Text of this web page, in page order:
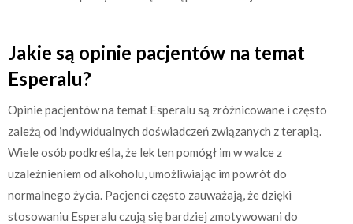
Jakie są opinie pacjentów na temat
Esperalu?
Opinie pacjentów na temat Esperalu są zróżnicowane i często
zależą od indywidualnych doświadczeń związanych z terapią.
Wiele osób podkreśla, że lek ten pomógł im w walce z
uzależnieniem od alkoholu, umożliwiając im powrót do
normalnego życia. Pacjenci często zauważają, że dzięki
stosowaniu Esperalu czują się bardziej zmotywowani do